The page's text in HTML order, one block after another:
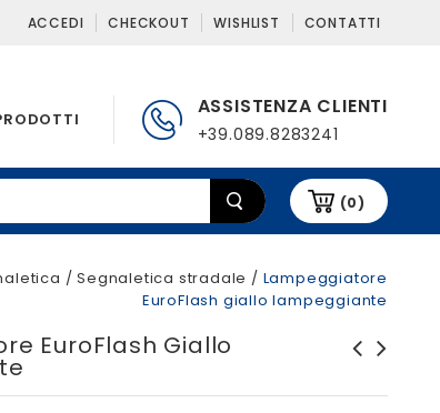
ACCEDI CHECKOUT WISHLIST CONTATTI
ASSISTENZA CLIENTI
+39.089.8283241
(0)
/Segnaletica stradale / Lampeggiatore
EuroFlash giallo lampeggiante
EuroFlash Giallo